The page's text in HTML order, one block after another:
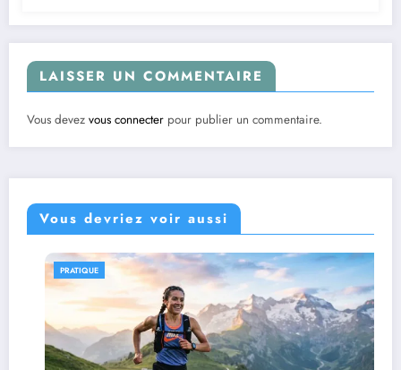
LAISSER UN COMMENTAIRE
Vous devez vous connecter pour publier un commentaire.
Vous devriez voir aussi
PRATIQUE